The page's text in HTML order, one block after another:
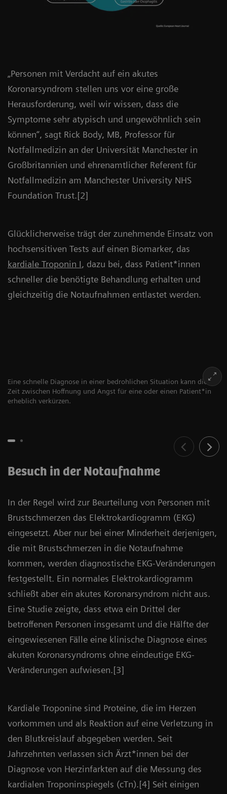
„Personen mit Verdacht auf ein akutes
Koronarsyndrom stellen uns vor eine große
Herausforderung, weil wir wissen, dass die
Symptome sehr atypisch und ungewöhnlich sein
können“, sagt Rick Body, MB, Professor für
Notfallmedizin an der Universität Manchester in
Großbritannien und ehrenamtlicher Referent für
Notfallmedizin am Manchester University NHS
Foundation Trust.[2]
Glücklicherweise trägt der zunehmende Einsatz von
hochsensitiven Tests auf einen Biomarker, das
kardiale Troponin I, dazu bei, dass Patient*innen
schneller die benötigte Behandlung erhalten und
gleichzeitig die Notaufnahmen entlastet werden.
Eine schnelle Diagnose in einer bedrohlichen Situation kann die
Zeit zwischen Hoffnung und Angst für eine oder einen Patient*in
erheblich verkürzen.
Besuch in der Notaufnahme
In der Regel wird zur Beurteilung von Personen mit
Brustschmerzen das Elektrokardiogramm (EKG)
eingesetzt. Aber nur bei einer Minderheit derjenigen,
die mit Brustschmerzen in die Notaufnahme
kommen, werden diagnostische EKG-Veränderungen
festgestellt. Ein normales Elektrokardiogramm
schließt aber ein akutes Koronarsyndrom nicht aus.
Eine Studie zeigte, dass etwa ein Drittel der
betroffenen Personen insgesamt und die Hälfte der
eingewiesenen Fälle eine klinische Diagnose eines
akuten Koronarsyndroms ohne eindeutige EKG-
Veränderungen aufwiesen.[3]
Kardiale Troponine sind Proteine, die im Herzen
vorkommen und als Reaktion auf eine Verletzung in
den Blutkreislauf abgegeben werden. Seit
Jahrzehnten verlassen sich Ärzt*innen bei der
Diagnose von Herzinfarkten auf die Messung des
kardialen Troponinspiegels (cTn).[4] Seit einigen